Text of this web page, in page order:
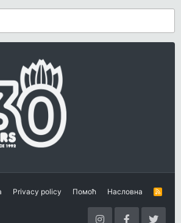
Privacy policy Помоћ Насловна
R
S